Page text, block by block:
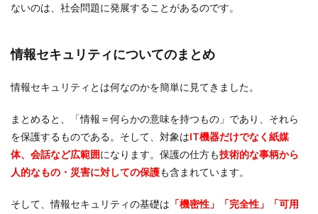
ないのは、社会問題に発展することがあるのです。
情報セキュリティについてのまとめ
情報セキュリティとは何なのかを簡単に見てきました。
まとめると、「情報＝何らかの意味を持つもの」であり、それら
を保護するものである。そして、対象はIT機器だけでなく紙媒
体、会話など広範囲になります。保護の仕方も技術的な事柄から
人的なもの・災害に対しての保護も含まれています。
そして、情報セキュリティの基礎は 「機密性」「完全性」「可用